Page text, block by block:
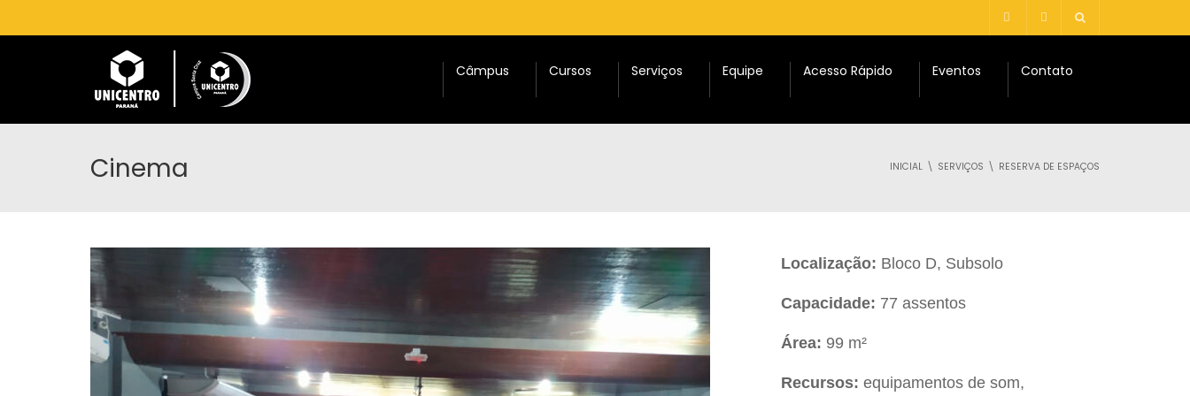
Câmpus Cursos Serviços Equipe Acesso Rápido Eventos Contato
Cinema INICIAL SERVIÇOS RESERVA DE ESPAÇOS
Localização: Bloco D, Subsolo
Capacidade: 77 assentos
Área: 99 m²
Recursos: equipamentos de som,